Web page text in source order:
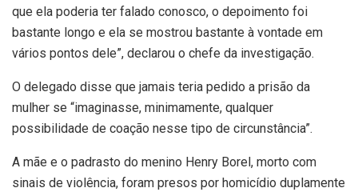
que ela poderia ter falado conosco, o depoimento foi
bastante longo e ela se mostrou bastante à vontade em
vários pontos dele”, declarou o chefe da investigação.
O delegado disse que jamais teria pedido a prisão da
mulher se “imaginasse, minimamente, qualquer
possibilidade de coação nesse tipo de circunstância”.
A mãe e o padrasto do menino Henry Borel, morto com
sinais de violência, foram presos por homicídio duplamente